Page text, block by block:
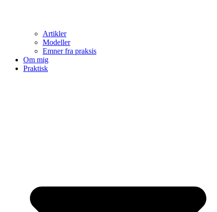
Artikler
Modeller
Emner fra praksis
Om mig
Praktisk